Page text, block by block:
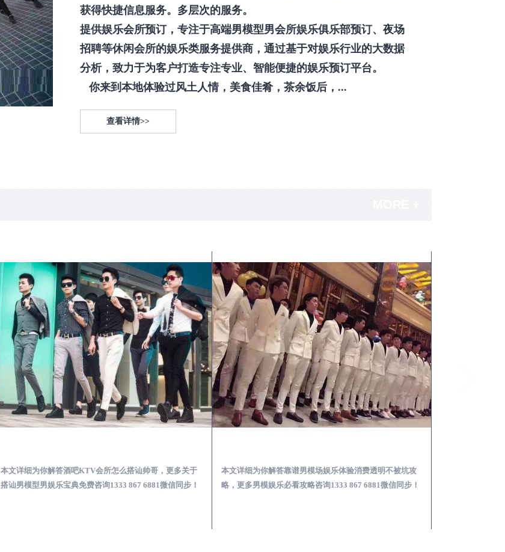
获得快捷信息服务。多层次的服务。
提供娱乐会所预订，专注于高端男模型男会所娱乐俱乐部预订、夜场
招聘等休闲会所的娱乐类服务提供商，通过基于对娱乐行业的大数据
分析，致力于为客户打造专注专业、智能便捷的娱乐预订平台。
你来到本地体验过风土人情，美食佳肴，茶余饭后，...
查看详情>>
本文详细为你解答酒吧KTV会所怎么搭讪帅哥，更多关于
搭讪男模型男娱乐宝典免费咨询1333 867 6881微信同步！
本文详细为你解答靠谱男模场娱乐体验消费透明不被坑攻
略，更多男模娱乐必看攻略咨询1333 867 6881微信同步！